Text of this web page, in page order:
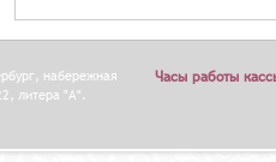
Н
И
Т
набережная
литера "А".
Часы работы